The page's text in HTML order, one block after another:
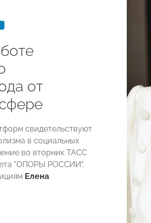
от
свидетельствуют
в социальных
во вторник ТАСС
"ОПОРЫ РОССИИ",
Елена